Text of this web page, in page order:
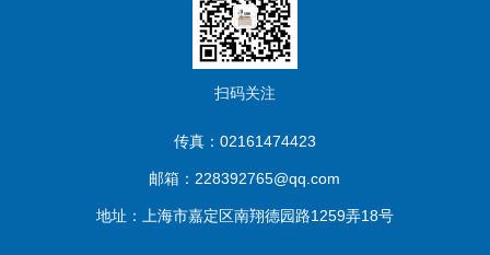
扫码关注
传真：02161474423
邮箱：228392765@qq.com
地址：上海市嘉定区南翔德园路1259弄18号